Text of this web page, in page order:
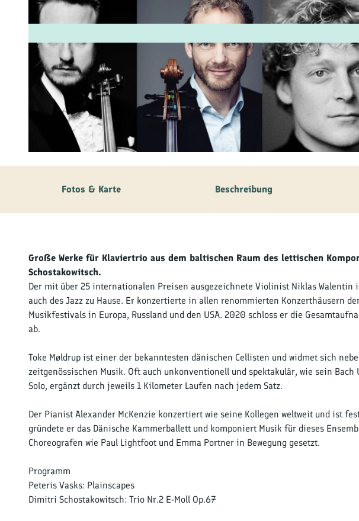
Familie
Aktivitäten
&
Erlebnisse
Kultur &
Brauchtum
Genuss &
Service &
Fotos & Karte Beschreibung
Große Werke für Klaviertrio aus dem baltischen Raum des lettischen
Schostakowitsch.
Der mit über 25 internationalen Preisen ausgezeichnete Violinist Niklas Walentin
auch des Jazz zu Hause. Er konzertierte in allen renommierten Konzerthäusern
Musikfestivals in Europa, Russland und den USA. 2020 schloss er die
ab.
Toke Møldrup ist einer der bekanntesten dänischen Cellisten und widmet sich
zeitgenössischen Musik. Oft auch unkonventionell und spektakulär, wie sein
Solo, ergänzt durch jeweils 1 Kilometer Laufen nach jedem Satz.
Der Pianist Alexander McKenzie konzertiert wie seine Kollegen weltweit und ist
gründete er das Dänische Kammerballett und komponiert Musik für dieses
Choreografen wie Paul Lightfoot und Emma Portner in Bewegung gesetzt.
Programm
Peteris Vasks: Plainscapes
Dimitri Schostakowitsch: Trio Nr.2 E-Moll Op.67